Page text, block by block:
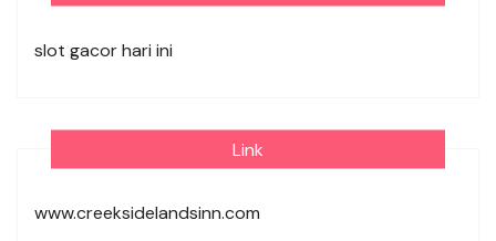
slot gacor hari ini
Link
www.creeksidelandsinn.com